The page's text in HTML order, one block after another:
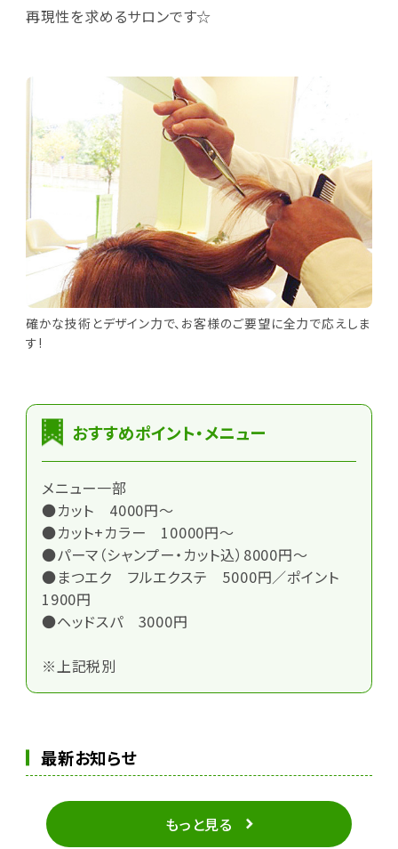
再現性を求めるサロンです☆
確かな技術とデザイン力で、お客様のご要望に全力で応えしま
す!
おすすめポイント・メニュー
メニュー一部
●カット 4000円～
●カット+カラー 10000円～
●パーマ（シャンプー・カット込）8000円～
●まつエク フルエクステ 5000円／ポイント
1900円
●ヘッドスパ 3000円
※上記税別
最新お知らせ
もっと見る